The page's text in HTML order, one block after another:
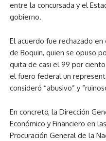
entre la concursada y el
gobierno.
El acuerdo fue rechazado
de Boquin, quien se opuso
quita de casi el 99 por
el fuero federal un
consideró “abusivo” y
En concreto, la Dirección
Económico y Financiero en
Procuración General de la